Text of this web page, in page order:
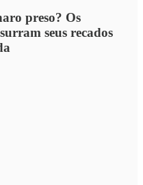
preso? Os
seus recados